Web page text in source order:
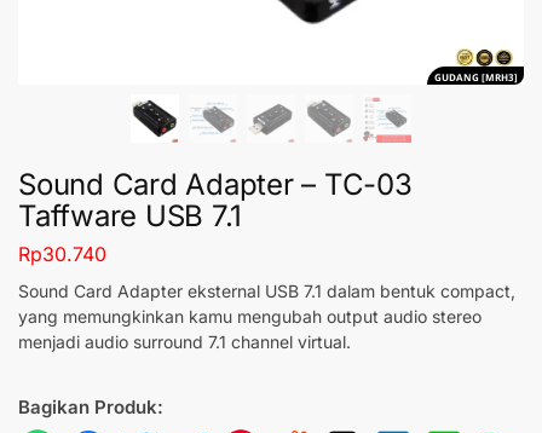
GUDANG [MRH3]
Sound Card Adapter – TC-03
Taffware USB 7.1
Rp30.740
Sound Card Adapter eksternal USB 7.1 dalam bentuk compact,
yang memungkinkan kamu mengubah output audio stereo
menjadi audio surround 7.1 channel virtual.
Bagikan Produk: